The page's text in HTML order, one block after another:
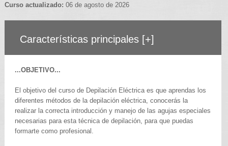
Curso actualizado: 06 de agosto de 2026
Características principales [+]
...OBJETIVO...
El objetivo del curso de Depilación Eléctrica es que aprendas los
diferentes métodos de la depilación eléctrica, conocerás la
realizar la correcta introducción y manejo de las agujas especiales
necesarias para esta técnica de depilación, para que puedas
formarte como profesional.